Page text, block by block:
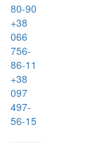
80-90
+38
066
756-
86-11
+38
097
497-
56-15